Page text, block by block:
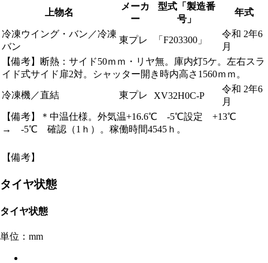
上物名
メーカ
ー
型式「製造番
号」
年式
冷凍ウイング・バン／冷凍
バン
東プレ 「F203300」
令和 2年6
月
【備考】断熱：サイド50ｍｍ・リヤ無。庫内灯5ケ。左右スラ
イド式サイド扉2対。シャッター開き時内高さ1560ｍｍ。
冷凍機／直結 東プレ XV32H0C-P
令和 2年6
月
【備考】＊中温仕様。外気温+16.6℃ -5℃設定 +13℃
→ -5℃ 確認（1ｈ）。稼働時間4545ｈ。
【備考】
タイヤ状態
タイヤ状態
単位：mm